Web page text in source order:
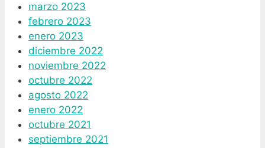
marzo 2023
febrero 2023
enero 2023
diciembre 2022
noviembre 2022
octubre 2022
agosto 2022
enero 2022
octubre 2021
septiembre 2021